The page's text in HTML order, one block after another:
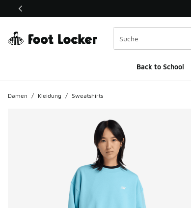
Dieser Link öffnet sich in einem neuen Fenster
Back to School
Damen / Kleidung / Sweatshirts